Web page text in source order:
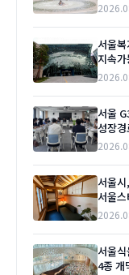
서울
지속
서울
성장
서울
서울
서울
4종 개